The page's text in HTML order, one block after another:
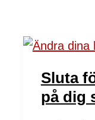
Sluta
på dig